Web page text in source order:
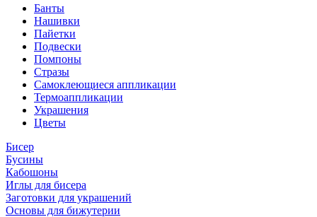
Банты
Нашивки
Пайетки
Подвески
Помпоны
Стразы
Самоклеющиеся аппликации
Термоаппликации
Украшения
Цветы
Бисер
Бусины
Кабошоны
Иглы для бисера
Заготовки для украшений
Основы для бижутерии